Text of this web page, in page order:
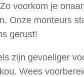
voorkom je
Onze monteurs
gerust!
zijn gevoeliger
Wees